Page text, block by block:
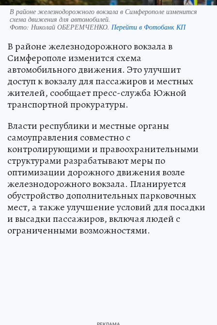
В районе железнодорожного вокзала в Симферополе изменится
схема движения для автомобилей.
Фото: Николай ОБЕРЕМЧЕНКО. Перейти в Фотобанк КП
В районе железнодорожного вокзала в
Симферополе изменится схема
автомобильного движения. Это улучшит
доступ к вокзалу для пассажиров и местных
жителей, сообщает пресс-служба Южной
транспортной прокуратуры.
Власти республики и местные органы
самоуправления совместно с
контролирующими и правоохранительными
структурами разрабатывают меры по
оптимизации дорожного движения возле
железнодорожного вокзала. Планируется
обустройство дополнительных парковочных
мест, а также улучшение условий для посадки
и высадки пассажиров, включая людей с
ограниченными возможностями.